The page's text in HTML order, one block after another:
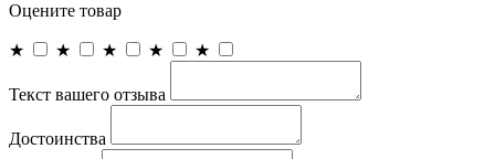
Оцените товар
★ ★ ★ ★ ★
Текст вашего отзыва
Достоинства